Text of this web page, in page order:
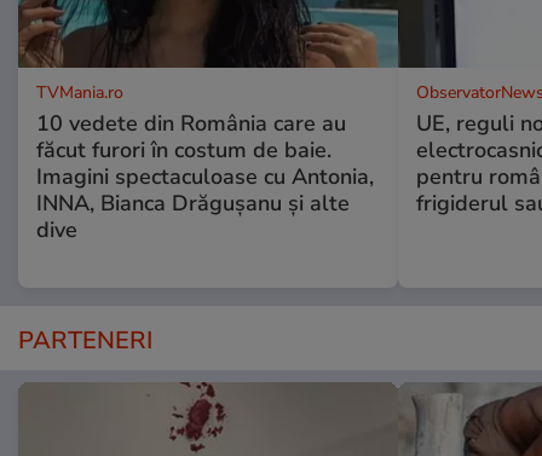
TVMania.ro
10 vedete din România care au
făcut furori în costum de baie.
Imagini spectaculoase cu Antonia,
INNA, Bianca Drăgușanu și alte
dive
UE, reguli
pentru
frigiderul
PARTENERI